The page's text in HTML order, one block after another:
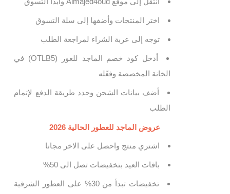
اختر المنتجات وأضفها إلى سلة التسوق
توجه إلى عربة الشراء لمراجعة الطلب
أدخل كود خصم الماجد للعور (OTLB5) في
الخانة المخصصة وفعّله
أضف بيانات الشحن وحدد طريقة الدفع لإتمام
الطلب
عروض الماجد للعطور الحالية 2026
اشتري منتج واحصل على الاخر مجانا
باقات العيد بتخفيضات تصل الى 50%
تخفيضات تبدأ من 30% على العطور الشرقية